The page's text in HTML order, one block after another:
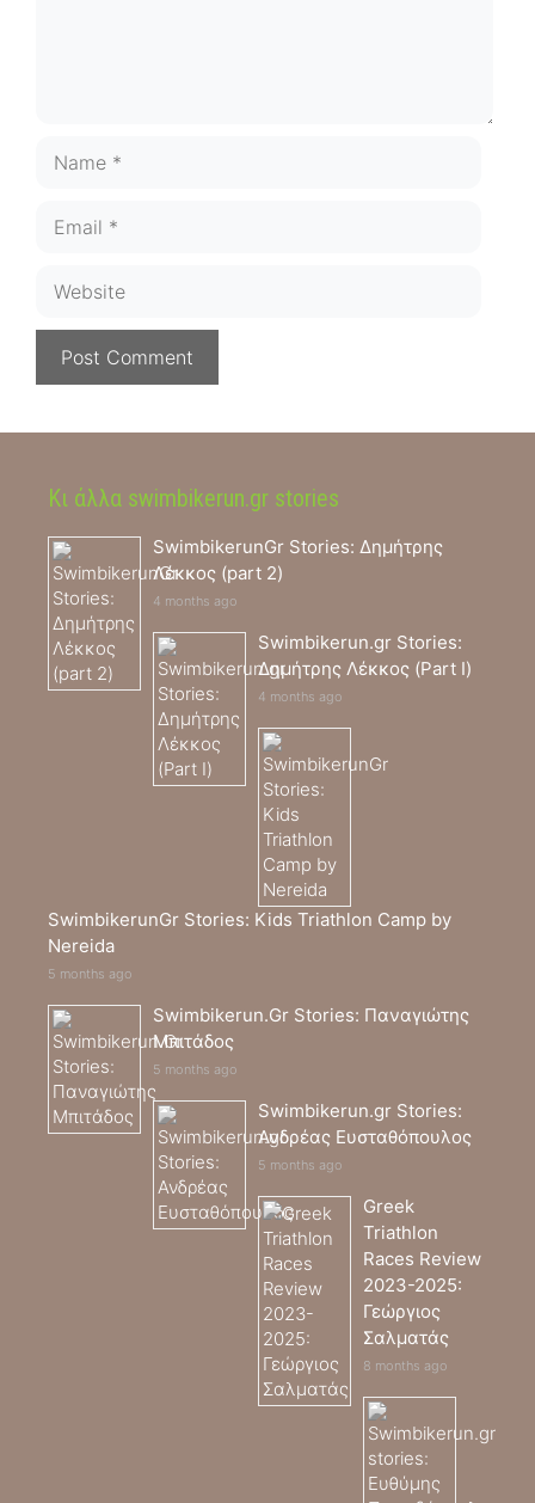
Κι άλλα swimbikerun.gr stories
SwimbikerunGr Stories: Δημήτρης
Λέκκος (part 2)
4 months ago
Swimbikerun.gr Stories:
Δημήτρης Λέκκος (Part I)
4 months ago
SwimbikerunGr Stories: Kids Triathlon Camp by
Nereida
5 months ago
Swimbikerun.Gr Stories: Παναγιώτης
Μπιτάδος
5 months ago
Swimbikerun.gr Stories:
Ανδρέας Ευσταθόπουλος
5 months ago
Greek
Triathlon
Races Review
2023-2025:
Γεώργιος
Σαλματάς
8 months ago